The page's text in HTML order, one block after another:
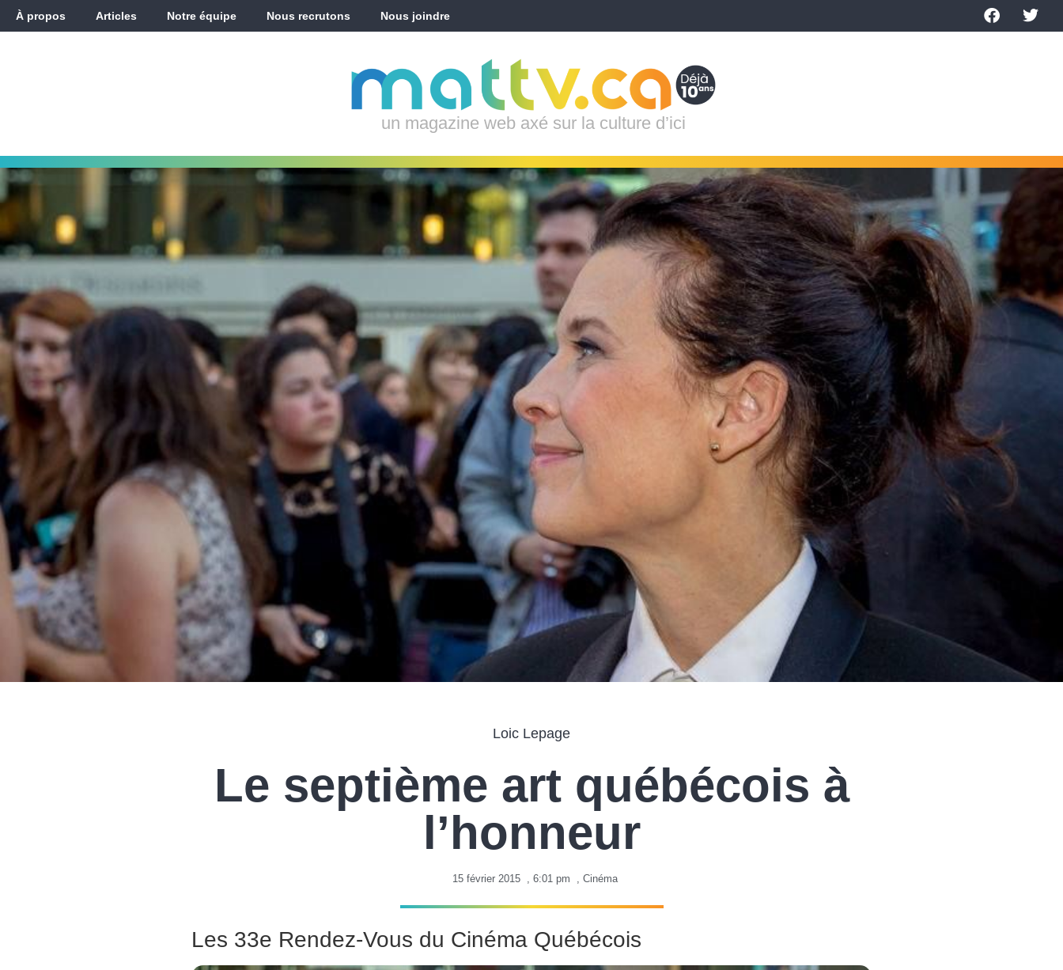
À propos Articles Notre équipe Nous recrutons Nous joindre
un magazine web axé sur la culture d’ici
Loic Lepage
Le septième art québécois à
l’honneur
15 février 2015 , 6:01 pm , Cinéma
Les 33e Rendez-Vous du Cinéma Québécois